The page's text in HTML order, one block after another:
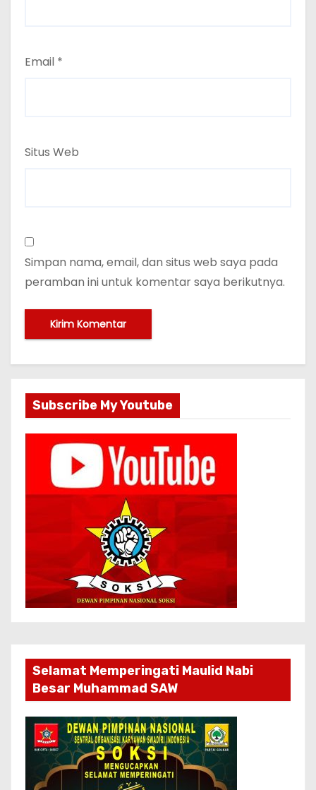
Email *
Situs Web
Simpan nama, email, dan situs web saya pada
peramban ini untuk komentar saya berikutnya.
Subscribe My Youtube
Selamat Memperingati Maulid Nabi
Besar Muhammad SAW